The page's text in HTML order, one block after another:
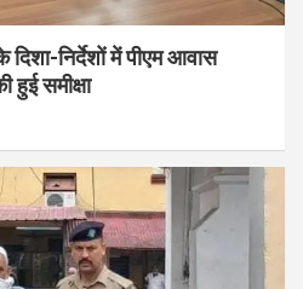
निर्देशों में पीएम आवास
हुई समीक्षा